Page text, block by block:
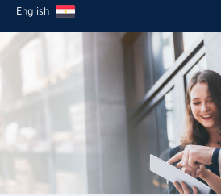
English